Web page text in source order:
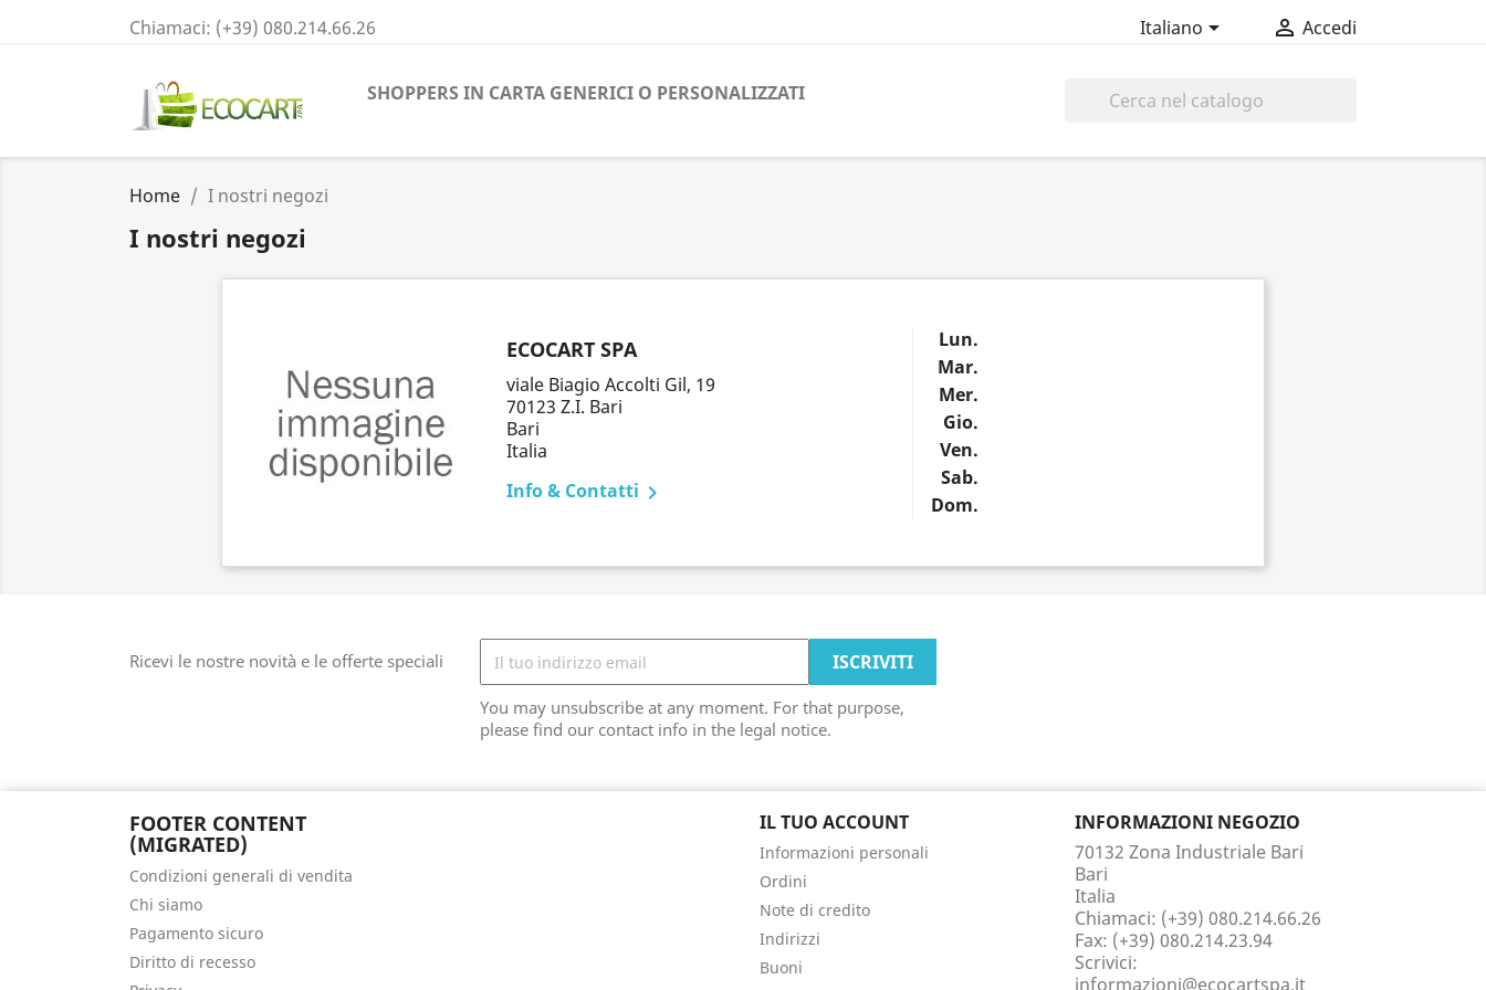
Chiamaci: (+39) 080.214.66.26 Italiano  Accedi
SHOPPERS IN CARTA GENERICI O PERSONALIZZATI
Home I nostri negozi
I nostri negozi
ECOCART SPA
viale Biagio Accolti Gil, 19
70123 Z.I. Bari
Bari
Italia
Info & Contatti 
Lun.
Mar.
Mer.
Gio.
Ven.
Sab.
Dom.
Ricevi le nostre novità e le offerte speciali
You may unsubscribe at any moment. For that purpose,
please find our contact info in the legal notice.
FOOTER CONTENT
(MIGRATED)
Condizioni generali di vendita
Chi siamo
Pagamento sicuro
Diritto di recesso
IL TUO ACCOUNT
Informazioni personali
Ordini
Note di credito
Indirizzi
Buoni
INFORMAZIONI NEGOZIO
70132 Zona Industriale Bari
Bari
Italia
Chiamaci: (+39) 080.214.66.26
Fax: (+39) 080.214.23.94
Scrivici:
informazioni@ecocartspa.it